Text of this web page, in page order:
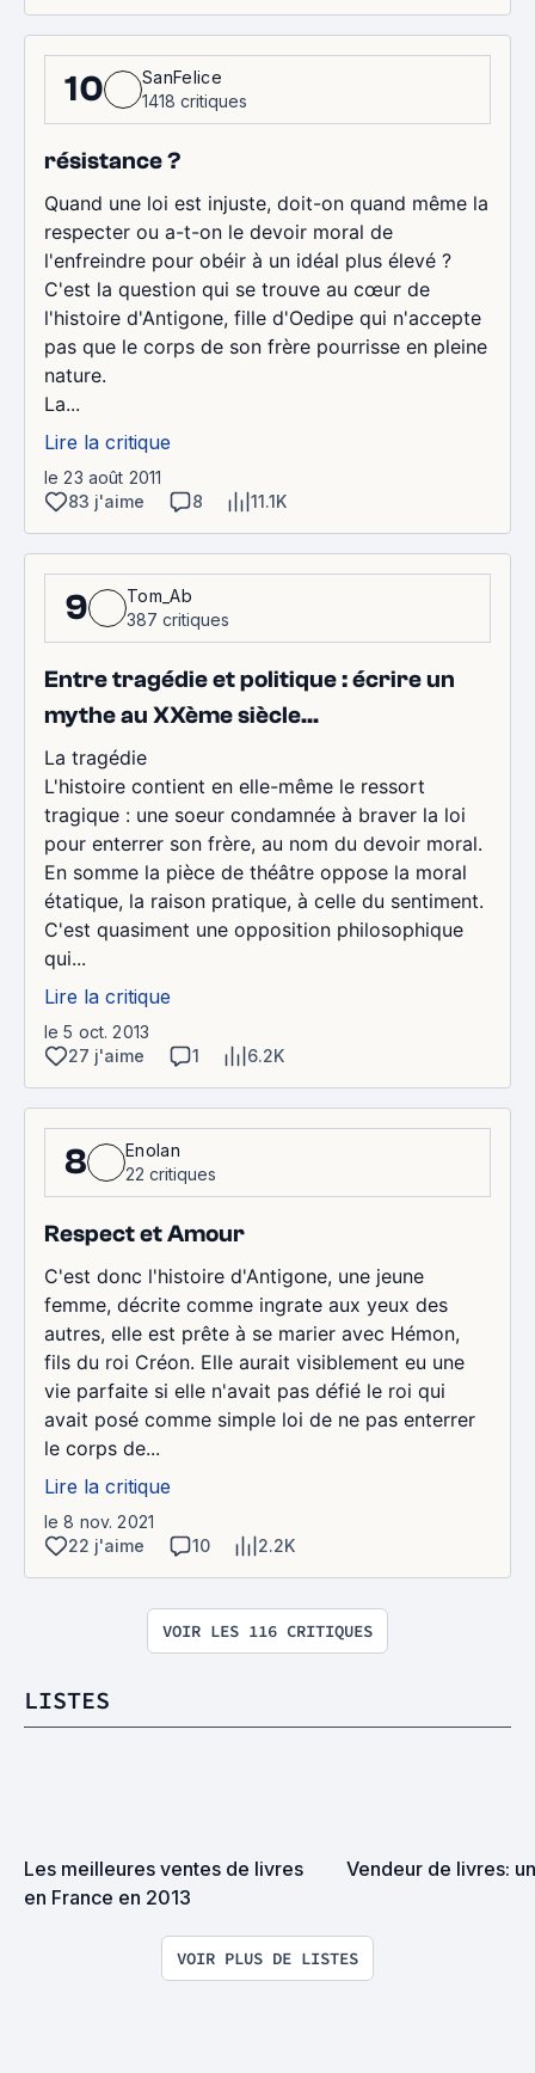
10
SanFelice
1418 critiques
résistance ?
Quand une loi est injuste, doit-on quand même la
respecter ou a-t-on le devoir moral de
l'enfreindre pour obéir à un idéal plus élevé ?
C'est la question qui se trouve au cœur de
l'histoire d'Antigone, fille d'Oedipe qui n'accepte
pas que le corps de son frère pourrisse en pleine
nature.
La...
Lire la critique
le 23 août 2011
83 j'aime
8 11.1K
9
Tom_Ab
387 critiques
Entre tragédie et politique : écrire un
mythe au XXème siècle...
La tragédie
L'histoire contient en elle-même le ressort
tragique : une soeur condamnée à braver la loi
pour enterrer son frère, au nom du devoir moral.
En somme la pièce de théâtre oppose la moral
étatique, la raison pratique, à celle du sentiment.
C'est quasiment une opposition philosophique
qui...
Lire la critique
le 5 oct. 2013
27 j'aime
1 6.2K
8
Enolan
22 critiques
Respect et Amour
C'est donc l'histoire d'Antigone, une jeune
femme, décrite comme ingrate aux yeux des
autres, elle est prête à se marier avec Hémon,
fils du roi Créon. Elle aurait visiblement eu une
vie parfaite si elle n'avait pas défié le roi qui
avait posé comme simple loi de ne pas enterrer
le corps de...
Lire la critique
le 8 nov. 2021
22 j'aime
10 2.2K
VOIR LES 116 CRITIQUES
LISTES
Les meilleures ventes de livres
en France en 2013
Vendeur de livres:
VOIR PLUS DE LISTES